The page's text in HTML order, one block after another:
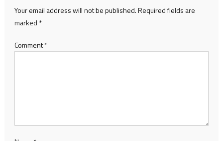
Your email address will not be published.Required fields are
marked *
Comment*